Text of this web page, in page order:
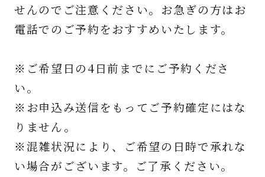
せんのでご注意ください。お急ぎの方はお
電話でのご予約をおすすめいたします。
※ご希望日の4日前までにご予約くださ
い。
※お申込み送信をもってご予約確定にはな
りません。
※混雑状況により、ご希望の日時で承れな
い場合がございます。ご了承ください。